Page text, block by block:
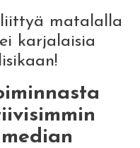
liittyä matalalla
karjalaisia